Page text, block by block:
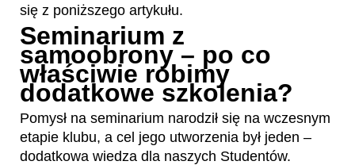
się z poniższego artykułu.
Seminarium z
samoobrony – po co
właściwie robimy
dodatkowe szkolenia?
Pomysł na seminarium narodził się na wczesnym
etapie klubu, a cel jego utworzenia był jeden –
dodatkowa wiedza dla naszych Studentów.